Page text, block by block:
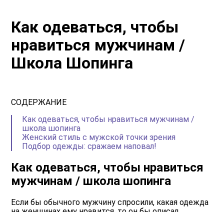
Как одеваться, чтобы
нравиться мужчинам /
Школа Шопинга
СОДЕРЖАНИЕ
Как одеваться, чтобы нравиться мужчинам /
школа шопинга
Женский стиль с мужской точки зрения
Подбор одежды: сражаем наповал!
Как одеваться, чтобы нравиться
мужчинам / школа шопинга
Если бы обычного мужчину спросили, какая одежда